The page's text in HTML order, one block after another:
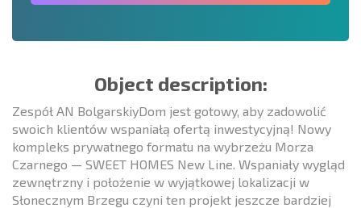
Object description:
Zespół AN BolgarskiyDom jest gotowy, aby zadowolić
swoich klientów wspaniałą ofertą inwestycyjną! Nowy
kompleks prywatnego formatu na wybrzeżu Morza
Czarnego — SWEET HOMES New Line. Wspaniały wygląd
zewnętrzny i położenie w wyjątkowej lokalizacji w
Słonecznym Brzegu czyni ten projekt jeszcze bardziej